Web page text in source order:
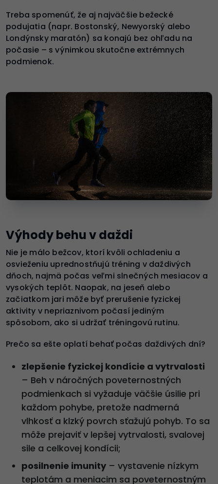
Treba spomenúť, že aj najväčšie bežecké
podujatia (napr. Bostonský, Newyorský alebo
Londýnsky maratón) sa konajú bez ohľadu na
počasie – s výnimkou skutočne extrémnych
podmienok.
Výhody behu v daždi
Nie je málo bežcov, ktorí kvôli ochladeniu a
osvieženiu uprednostňujú tréning v daždivých
dňoch, najmä počas veľmi slnečných mesiacov a
vysokých teplôt. Naopak, na jeseň alebo
začiatkom jari môže byť prerušenie fyzickej
aktivity v nepriaznivom počasí jediným
spôsobom, ako si udržať tréningovú rutinu.
Prečo sa ešte oplatí behať počas daždivých dní?
zlepšenie fyzickej kondície a vytrvalosti
– Beh v náročných poveternostných
podmienkach si vyžaduje väčšie úsilie pri
každom pohybe, pretože nadmerná
vlhkosť a klzký povrch sťažujú pohyb. To sa
môže prejaviť v lepšej vytrvalosti, svalovej
sile a celkovej kondícii;
posilnenie imunity – vystavenie nízkym
teplotám a meniacim sa poveternostným